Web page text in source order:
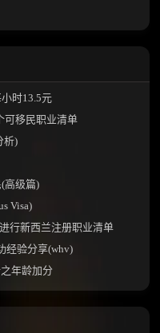
时13.5元
可移民职业清单
析)
高级篇)
Visa)
行新西兰注册职业清单
经验分享(whv)
年龄加分